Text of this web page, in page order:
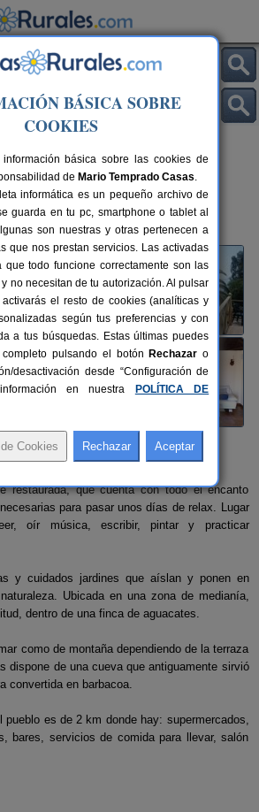
(La Palma)
plazas 50 km de La Palma
alojamiento
restaurada, que cuenta con todo el encanto
para pasar unos días de relax. Lugar
oír música, escribir, pintar y practicar
y cuidados jardines que aíslan y ponen en
Ubicada en una zona de medianía,
dentro de una finca de aguacates.
como de montaña dependiendo de la terraza
dispone de una cueva que antiguamente sirvió
convertida en barbacoa.
pueblo es de 2 km donde hay: supermercados,
bares, servicios de comida para llevar, salón
BÁSICA SOBRE
COOKIES
básica sobre las cookies de
de Mario Temprado Casas.
informática es un pequeño archivo de
guarda en tu pc, smartphone o tablet al
son nuestras y otras pertenecen a
que nos prestan servicios. Las activadas
que todo funcione correctamente son las
no necesitan de tu autorización. Al pulsar
activarás el resto de cookies (analíticas y
según tus preferencias y con
a tus búsquedas. Estas últimas puedes
pulsando el botón Rechazar o
desactivación desde “Configuración de
en nuestra
POLÍTICA DE